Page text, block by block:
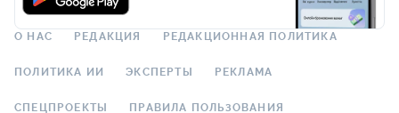
О НАС РЕДАКЦИЯ РЕДАКЦИОННАЯ ПОЛИТИКА
ПОЛИТИКА ИИ ЭКСПЕРТЫ РЕКЛАМА
СПЕЦПРОЕКТЫ ПРАВИЛА ПОЛЬЗОВАНИЯ